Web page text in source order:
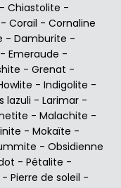
- Chiastolite -
- Corail - Cornaline
- Damburite -
- Emeraude -
- Grenat -
- Indigolite -
lazuli - Larimar -
- Malachite -
- Mokaïte -
- Obsidienne
- Pétalite -
- Pierre de soleil -